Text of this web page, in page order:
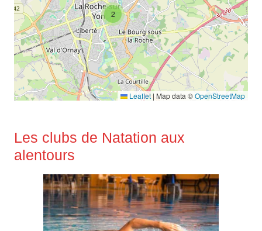
2
Leaflet |Map data ©OpenStreetMap
Les clubs de Natation aux
alentours